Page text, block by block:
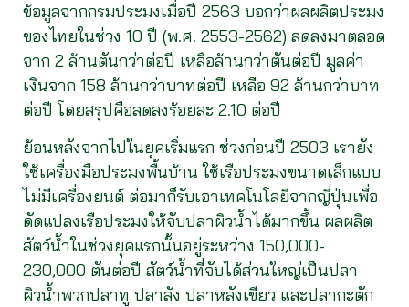
ข้อมูลจากกรมประมงเมื่อปี 2563 บอกว่าผลผลิตประมง
ของไทยในช่วง 10 ปี (พ.ศ. 2553-2562) ลดลงมาตลอด
จาก 2 ล้านตันกว่าต่อปี เหลือล้านกว่าตันต่อปี มูลค่า
เงินจาก 158 ล้านกว่าบาทต่อปี เหลือ 92 ล้านกว่าบาท
ต่อปี โดยสรุปคือลดลงร้อยละ 2.10 ต่อปี
ย้อนหลังจากไปในยุคเริ่มแรก ช่วงก่อนปี 2503 เรายัง
ใช้เครื่องมือประมงพื้นบ้าน ใช้เรือประมงขนาดเล็กแบบ
ไม่มีเครื่องยนต์ ต่อมาก็รับเอาเทคโนโลยีจากญี่ปุ่นเพื่อ
ดัดแปลงเรือประมงให้จับปลาผิวน้ำได้มากขึ้น ผลผลิต
สัตว์น้ำในช่วงยุคแรกนั้นอยู่ระหว่าง 150,000-
230,000 ตันต่อปี สัตว์น้ำที่จับได้ส่วนใหญ่เป็นปลา
ผิวน้ำพวกปลาทู ปลาลัง ปลาหลังเขียว และปลากะตัก